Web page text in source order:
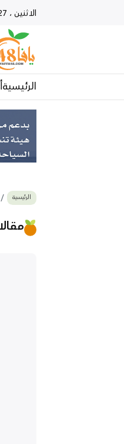
الاثنين ، 27 صفر ، 1448
الرئيسية
الرئيسية